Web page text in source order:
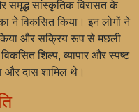
समृद्ध सांस्कृतिक विरासत के
ने विकसित किया। इन लोगों ने
किया और सक्रिय रूप से मछली
शिल्प, व्यापार और स्पष्ट
और दास शामिल थे।